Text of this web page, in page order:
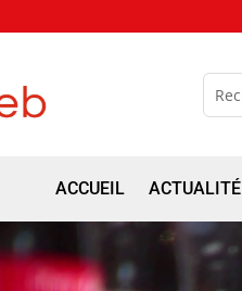
ACCUEIL ACTUALITÉ